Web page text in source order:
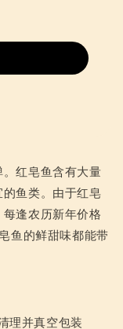
红皂鱼含有大量
鱼类。由于红皂
逢农历新年价格
鱼的鲜甜味都能带
理并真空包装